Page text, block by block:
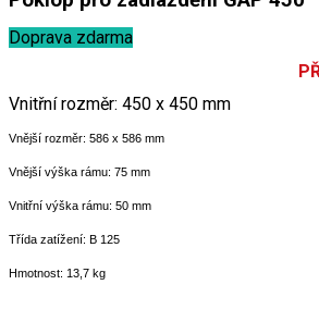
Doprava zdarma
Vnitřní rozměr: 450 x 450 mm
Vnější rozměr: 586 x 586 mm
Vnější výška rámu: 75 mm
Vnitřní výška rámu: 50 mm
Třída zatížení: B 125
Hmotnost: 13,7 kg